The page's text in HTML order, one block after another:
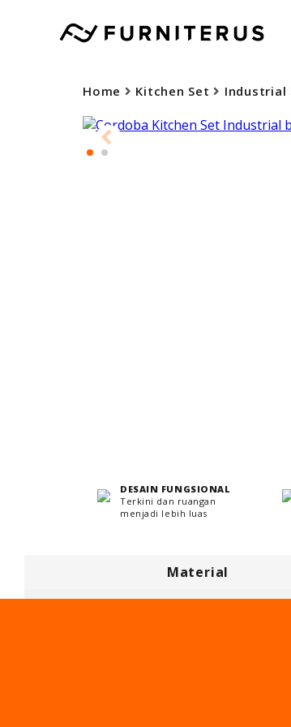
Home Kitchen Set Industrial
Material
DESAIN FUNGSIONAL
Terkini dan ruangan
menjadi lebih luas